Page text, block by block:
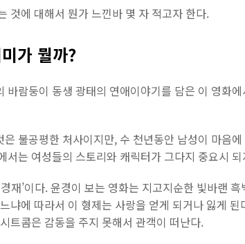
것에 대해서 뭔가 느낀바 몇 자 적고자 한다.
가 뭘까?
바람둥이 동생 광태의 연애이야기를 담은 이 영화
불공평한 처사이지만, 수 천년동안 남성이 마음에
서는 여성들의 스토리와 캐릭터가 그다지 중요시
재’이다. 윤경이 보는 영화는 지고지순한 빛바랜
냐에 따라서 이 형제는 사랑을 얻게 되거나 잃게
트콤은 감동을 주지 못해서 관객이 떠난다.